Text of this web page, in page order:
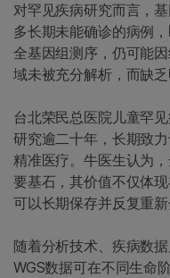
对罕见疾病研究而言，
多长期未能确诊的病例
全基因组测序，仍可能
域未被充分解析，而缺乏
台北荣民总医院儿童罕
研究逾二十年，长期致
精准医疗。牛医生认为
要基石，其价值不仅体
可以长期保存并反复重新
随着分析技术、疾病数
WGS数据可在不同生命